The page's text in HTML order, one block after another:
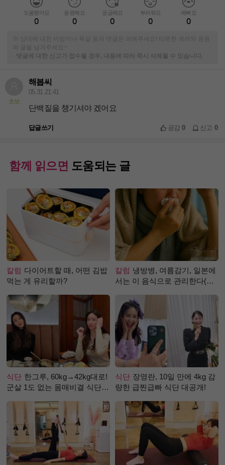
도움됐어요
0
응원해요
0
궁금해요
0
부러워요
0
예뻐요
0
※ 상대에 대한 비방이나 욕설 등의 댓글은 피해주세요! 따뜻한 격려와 응원
-
댓글에 대한 신고가 접수될 경우, 내용에 따라 즉시 삭제될 수 있습니다.
초보
해봅씨
05.31 21:41
단백질을 챙기셔야 겠어요
답글쓰기 공감0 신고 0
함께 읽으면 도움되는 글
칼럼 다이어트할 때, 어떤 김밥
먹는 게 유리할까?
칼럼 냉방병, 여름감기, 일본에
서는 이 음식으로 관리한다(생
식단 한그루, 60kg→42kg대로!
군살 1도 없는 몸매비결 식단
식단 장영란, 10일 만에 4kg 감
량한 급찐급빠 식단 대공개!